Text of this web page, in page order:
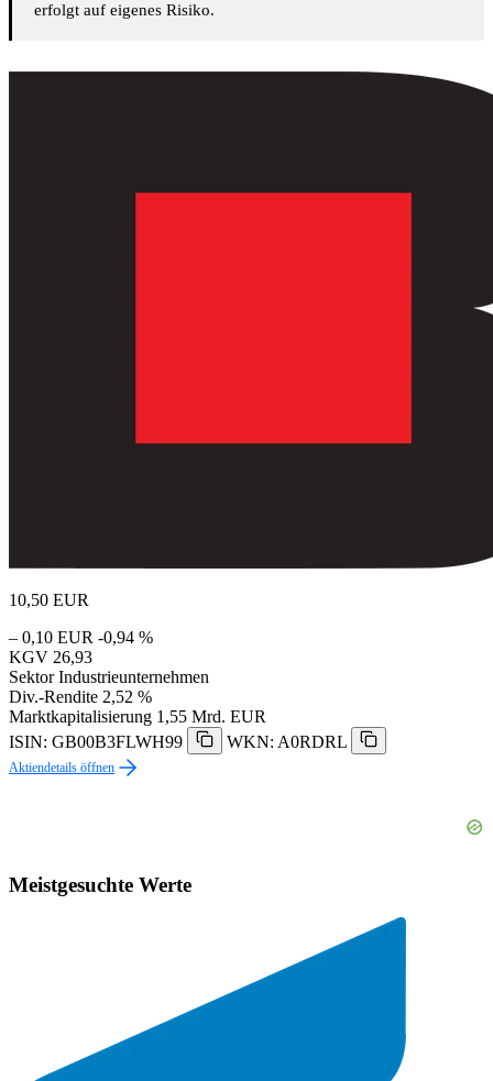
erfolgt auf eigenes Risiko.
10,50 EUR
– 0,10 EUR -0,94 %
KGV 26,93
Sektor Industrieunternehmen
Div.-Rendite 2,52 %
Marktkapitalisierung 1,55 Mrd. EUR
ISIN: GB00B3FLWH99
WKN: A0RDRL
Aktiendetails öffnen
Meistgesuchte Werte